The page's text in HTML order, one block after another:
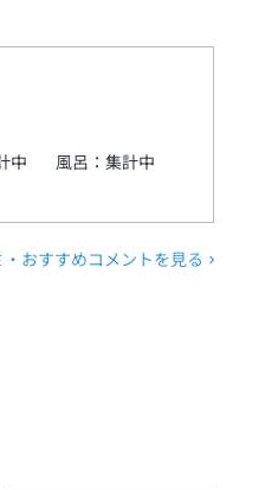
中 風呂：集計中
おすすめコメントを見る